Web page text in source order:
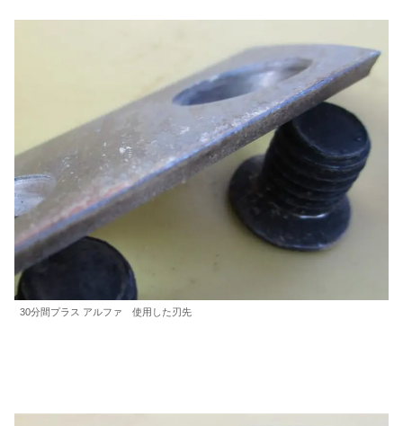
30分間プラス アルファ 使用した刃先